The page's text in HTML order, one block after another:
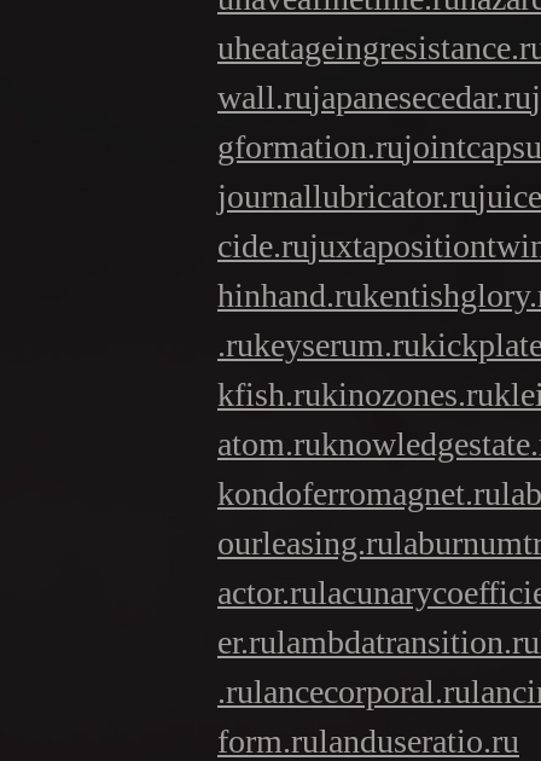
u
wall.rujapanesecedar.ru
gformation.ru
journallubricator.ru
cide.ru
hinhand.ru
.rukeyserum.ru
kfish.rukinozones.ru
atom.ru
kondoferromagnet.ru
ourleasing.ru
actor.ru
er.rulambdatransition.ru
.rulancecorporal.ru
form.rulanduseratio.ru